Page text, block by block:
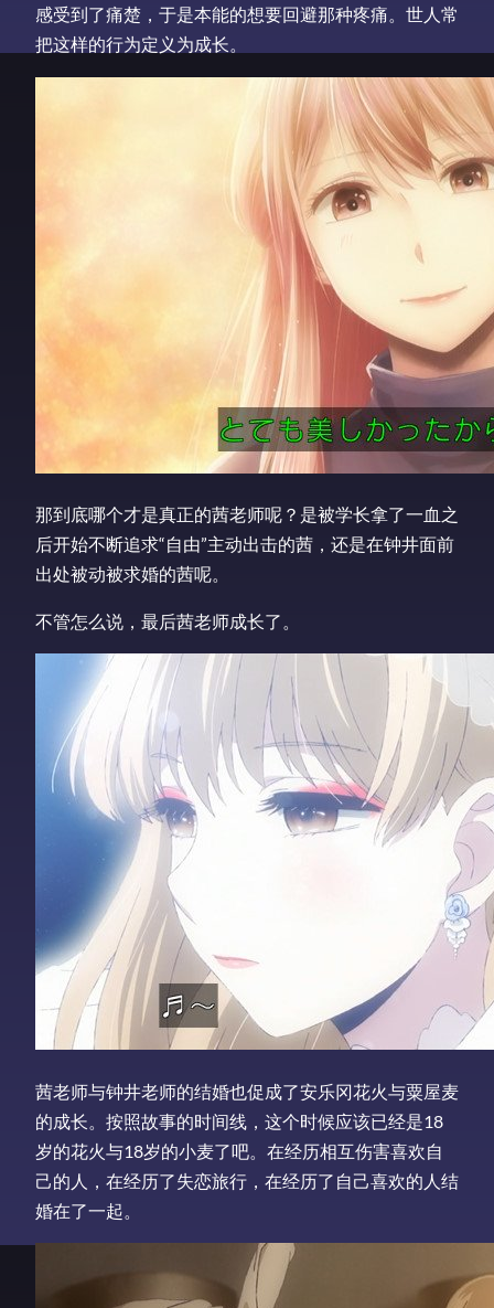
感受到了痛楚，于是本能的想要回避那种疼痛。世人常
把这样的行为定义为成长。
那到底哪个才是真正的茜老师呢？是被学长拿了一血之
后开始不断追求“自由”主动出击的茜，还是在钟井面前
出处被动被求婚的茜呢。
不管怎么说，最后茜老师成长了。
茜老师与钟井老师的结婚也促成了安乐冈花火与粟屋麦
的成长。按照故事的时间线，这个时候应该已经是18
岁的花火与18岁的小麦了吧。在经历相互伤害喜欢自
己的人，在经历了失恋旅行，在经历了自己喜欢的人结
婚在了一起。